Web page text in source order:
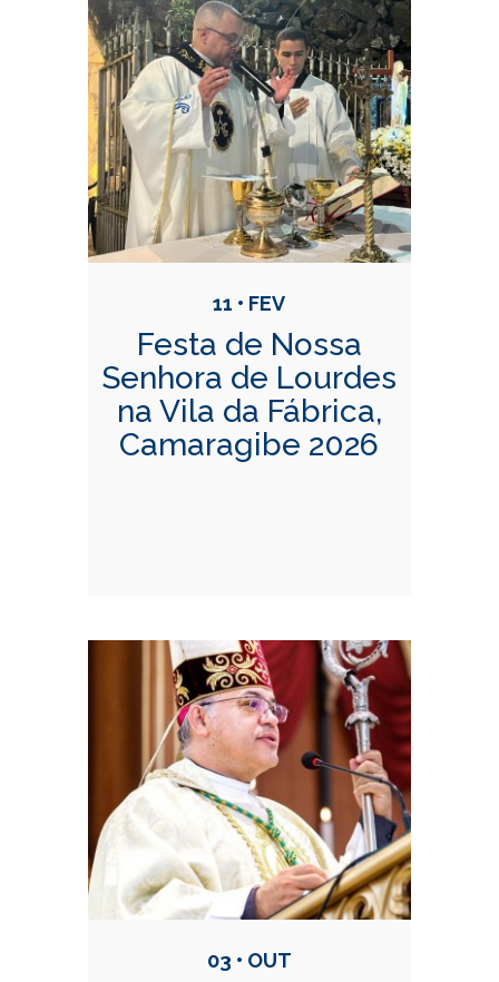
11 • FEV
Festa de Nossa
Senhora de Lourdes
na Vila da Fábrica,
Camaragibe 2026
03 • OUT